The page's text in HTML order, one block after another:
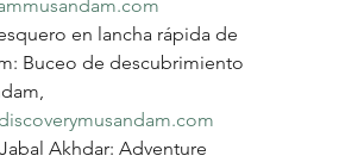
en lancha rápida de
Buceo de descubrimiento
Akhdar: Adventure